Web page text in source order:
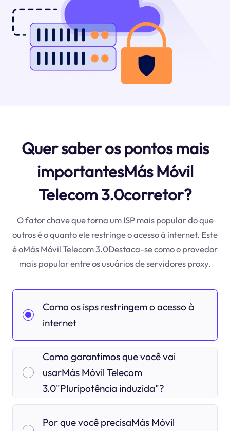
Quer saber os pontos mais
importantesMás Móvil
Telecom 3.0corretor?
O fator chave que torna um ISP mais popular do que
outros é o quanto ele restringe o acesso à internet. Este
é oMás Móvil Telecom 3.0Destaca-se como o provedor
mais popular entre os usuários de servidores proxy.
Como os isps restringem o acesso à
internet
Como garantimos que você vai
usarMás Móvil Telecom
3.0"Pluripotência induzida"?
Por que você precisaMás Móvil